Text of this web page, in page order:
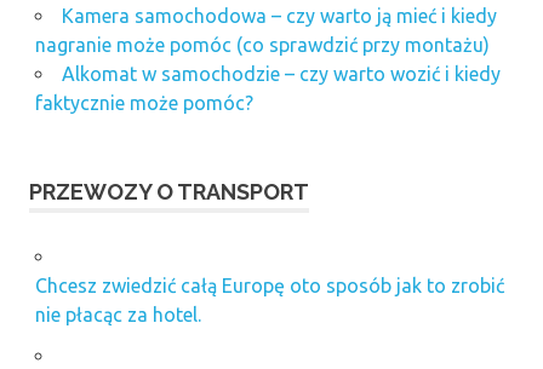
Kamera samochodowa – czy warto ją mieć i kiedy
nagranie może pomóc (co sprawdzić przy montażu)
Alkomat w samochodzie – czy warto wozić i kiedy
faktycznie może pomóc?
PRZEWOZY O TRANSPORT
Chcesz zwiedzić całą Europę oto sposób jak to zrobić
nie płacąc za hotel.